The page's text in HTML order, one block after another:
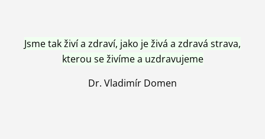
Jsme tak živí a zdraví, jako je živá a zdravá strava,
kterou se živíme a uzdravujeme
Dr. Vladimír Domen